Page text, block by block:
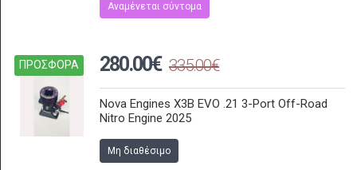
Αναμένεται σύντομα
ΠΡΟΣΦΟΡΑ 280.00€ 335.00€
Nova Engines X3B EVO .21 3-Port Off-Road
Nitro Engine 2025
Μη διαθέσιμο